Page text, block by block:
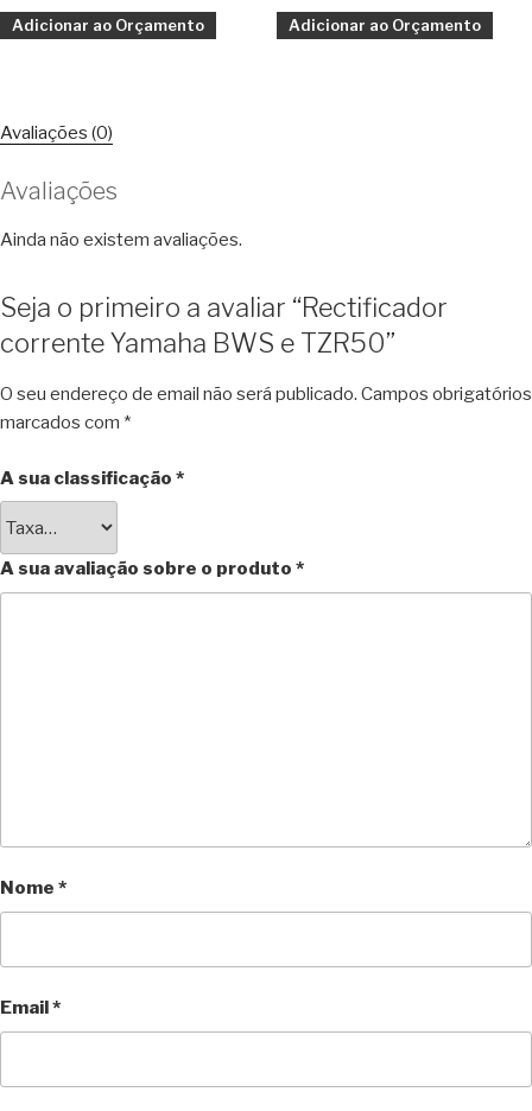
Adicionar ao Orçamento
Adicionar ao Orçamento
Avaliações (0)
Avaliações
Ainda não existem avaliações.
Seja o primeiro a avaliar “Rectificador
corrente Yamaha BWS e TZR50”
O seu endereço de email não será publicado. Campos obrigatórios
marcados com *
A sua classificação *
A sua avaliação sobre o produto *
Nome *
Email*